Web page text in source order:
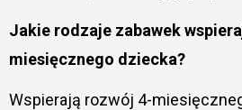
Jakie rodzaje zabawek
miesięcznego dziecka?
Wspierają rozwój 4-